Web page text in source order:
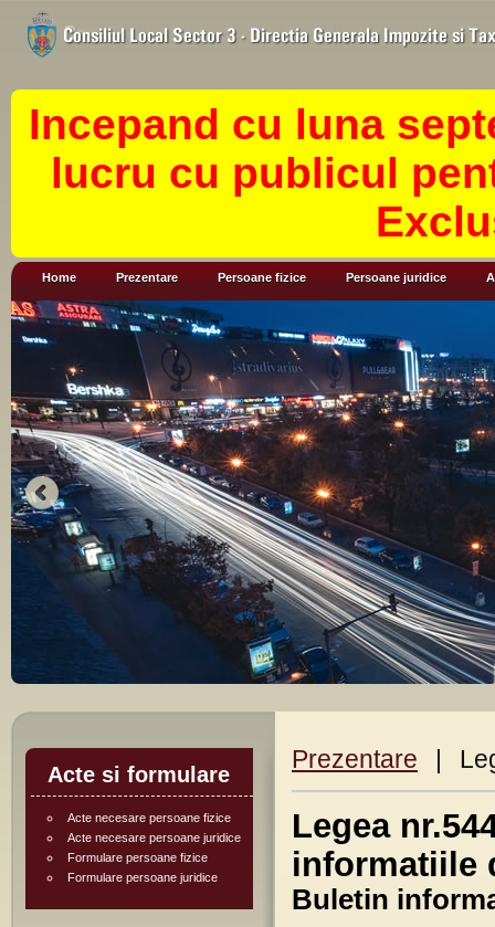
Incepand cu luna
lucru cu publicul
Home Prezentare Persoane fizice Persoane juridice
Acte si formulare
Acte necesare persoane fizice
Acte necesare persoane juridice
Formulare persoane fizice
Formulare persoane juridice
Prezentare |
Legea
informatiile
Buletin